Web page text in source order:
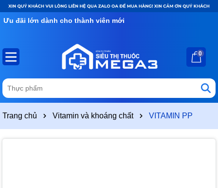
Ưu đãi lớn dành cho thành viên mới
0
Trang chủ Vitamin và khoáng chất VITAMIN PP